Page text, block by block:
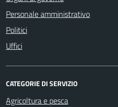
Personale amministrativo
Politici
Uffici
CATEGORIE DI SERVIZIO
Agricoltura e pesca